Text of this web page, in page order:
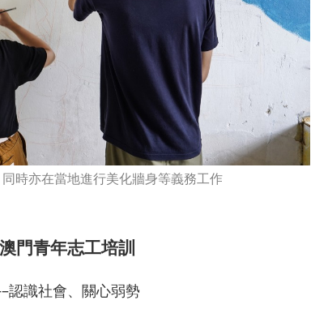
時亦在當地進行美化牆身等義務工作
澳門青年志工培訓
認識社會、關心弱勢